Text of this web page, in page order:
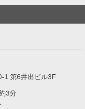
1 第6井出ビル3F
3分